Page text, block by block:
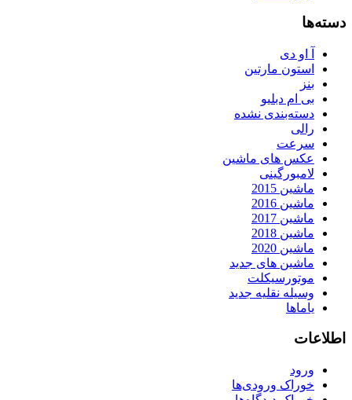
دسته‌ها
آ او دی
استون مارتین
بنز
بی ام دبلیو
دسته‌بندی نشده
رالی
سرعت
عکس های ماشین
لامبورگینی
ماشین 2015
ماشین 2016
ماشین 2017
ماشین 2018
ماشین 2020
ماشین های جدید
موتورسیکلت
وسیله نقلیه جدید
یاماها
اطلاعات
ورود
خوراک ورودی‌ها